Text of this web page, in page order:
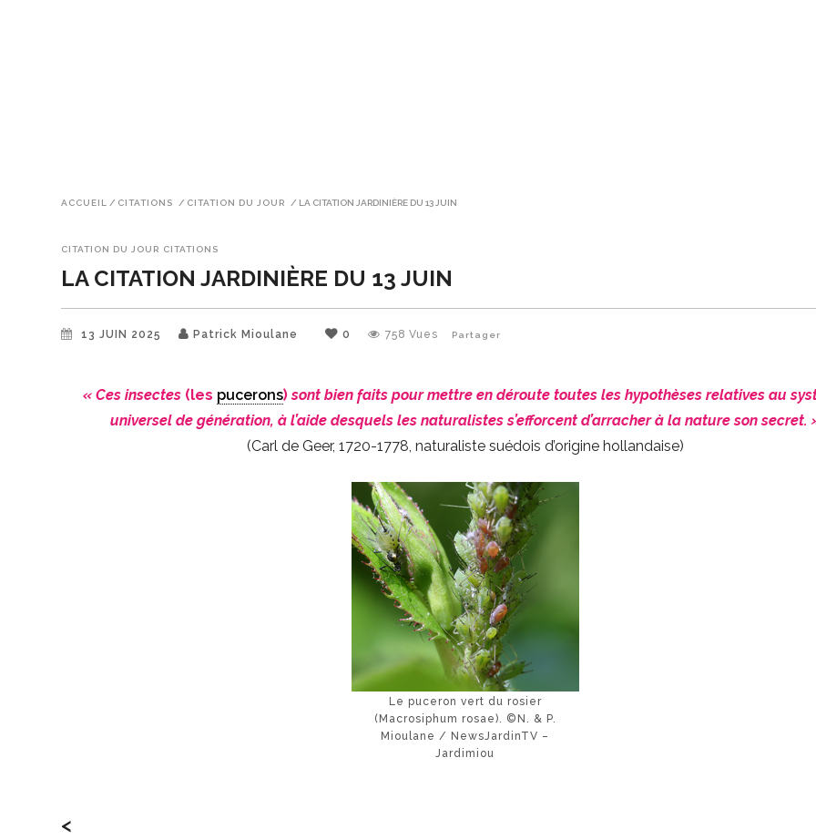
ACCUEIL / CITATIONS / CITATION DU JOUR / LA CITATION JARDINIÈRE DU 13 JUIN
CITATION DU JOUR CITATIONS
LA CITATION JARDINIÈRE DU 13 JUIN
13 JUIN 2025 Patrick Mioulane 0 758 Vues Partager
« Ces insectes (les pucerons)sont bien faits pour mettre en déroute toutes les hypothèses relatives au
universel de génération, à l’aide desquels les naturalistes s’efforcent d’arracher à la nature son secret.
(Carl de Geer, 1720-1778, naturaliste suédois d’origine hollandaise)
Le puceron vert du rosier
(Macrosiphum rosae). ©N. & P.
Mioulane / NewsJardinTV –
Jardimiou
<